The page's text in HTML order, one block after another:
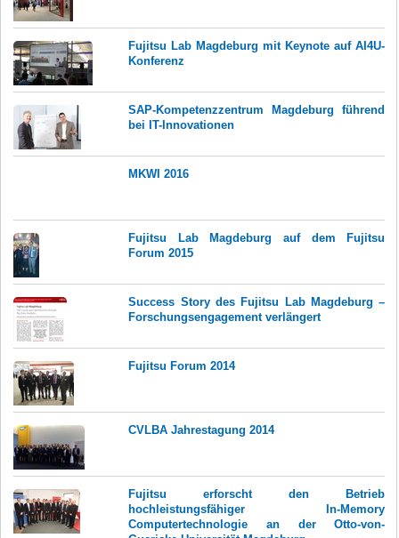
Fujitsu Lab Magdeburg mit Keynote auf AI4U-
Konferenz
SAP-Kompetenzzentrum Magdeburg führend
bei IT-Innovationen
MKWI 2016
Fujitsu Lab Magdeburg auf dem Fujitsu
Forum 2015
Success Story des Fujitsu Lab Magdeburg –
Forschungsengagement verlängert
Fujitsu Forum 2014
CVLBA Jahrestagung 2014
Fujitsu erforscht den Betrieb
hochleistungsfähiger In-Memory
Computertechnologie an der Otto-von-